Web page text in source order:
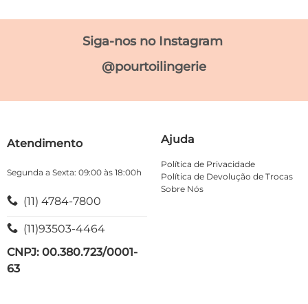
As
opções
podem
As
Siga-nos no Instagram
@pourtoilingerie
Atendimento
Segunda a Sexta: 09:00 às 18:00h
(11) 4784-7800
(11)93503-4464
CNPJ: 00.380.723/0001-
63
Ajuda
Política de Privacidade
Política de Devolução de Trocas
Sobre Nós